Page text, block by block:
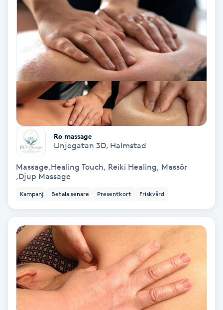
Medium
Megavolymfransar
Melasma
Mesoterapi
MicroPen
Microshading
Mixfransar
Nagelförlängning akryl
Nagelförlängning gelé
Nagelförlängning glasfiber
Ro massage
Linjegatan 3D, Halmstad
Massage,Healing Touch, Reiki Healing, Massör
,Djup Massage
Kampanj Betala senare Presentkort Friskvård